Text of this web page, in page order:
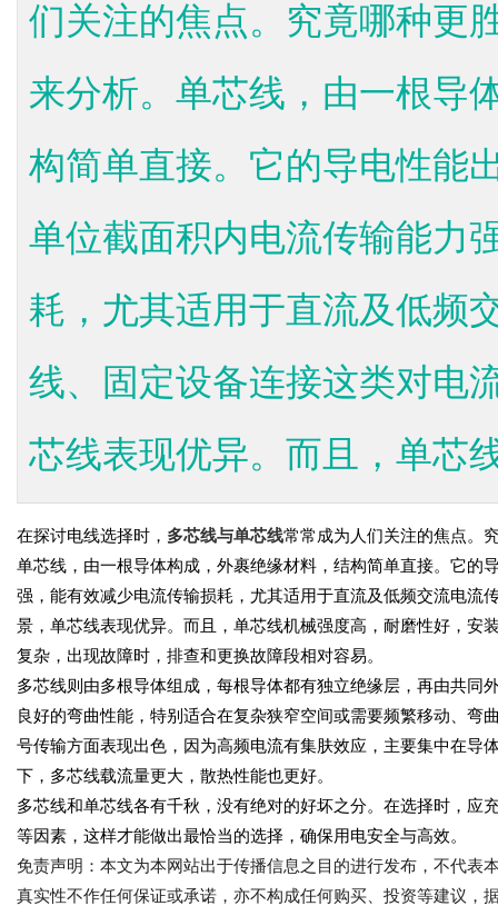
们关注的焦点。究竟哪种更
来分析。单芯线，由一根导
构简单直接。它的导电性能
单位截面积内电流传输能力
耗，尤其适用于直流及低频
线、固定设备连接这类对电
芯线表现优异。而且，单芯
在探讨电线选择时， 多芯线与单芯线常常成为人们关注的焦点。
单芯线，由一根导体构成，外裹绝缘材料，结构简单直接。它的
强，能有效减少电流传输损耗，尤其适用于直流及低频交流电流
景，单芯线表现优异。而且，单芯线机械强度高，耐磨性好，安
复杂，出现故障时，排查和更换故障段相对容易。
多芯线则由多根导体组成，每根导体都有独立绝缘层，再由共
良好的弯曲性能，特别适合在复杂狭窄空间或需要频繁移动、
号传输方面表现出色，因为高频电流有集肤效应，主要集中在导
下，多芯线载流量更大，散热性能也更好。
多芯线和单芯线各有千秋，没有绝对的好坏之分。在选择时，
等因素，这样才能做出最恰当的选择，确保用电安全与高效。
免责声明：本文为本网站出于传播信息之目的进行发布，不代表
真实性不作任何保证或承诺，亦不构成任何购买、投资等建议，